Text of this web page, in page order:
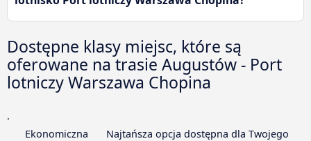
Dostępne klasy miejsc, które są
oferowane na trasie Augustów - Port
lotniczy Warszawa Chopina
.
Ekonomiczna
Najtańsza opcja dostępna dla Twojego